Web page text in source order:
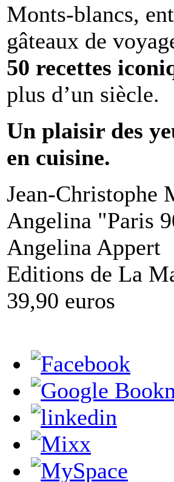
Monts-blancs,
gâteaux de
50 recettes
plus d’un siècle.
Un plaisir des
en cuisine.
Jean-Christophe
Angelina "Paris
Angelina Appert
Editions de La
39,90 euros